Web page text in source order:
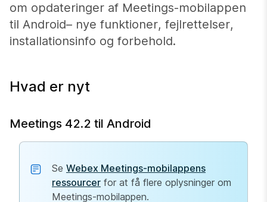
om opdateringer af Meetings-mobilappen
til Android– nye funktioner, fejlrettelser,
installationsinfo og forbehold.
Hvad er nyt
Meetings 42.2 til Android
Se Webex Meetings-mobilappens
ressourcer for at få flere oplysninger om
Meetings-mobilappen.